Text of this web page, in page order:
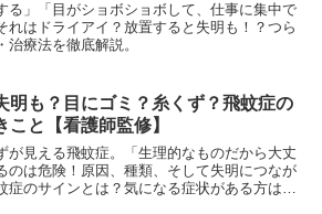
る」「目がショボショボして、仕事に集中で
れはドライアイ？放置すると失明も！？つら
療法を徹底解説。
明も？目にゴミ？糸くず？飛蚊症の
と【看護師監修】
が見える飛蚊症。「生理的なものだから大丈
のは危険！原因、種類、そして失明につなが
症のサインとは？気になる症状がある方は必